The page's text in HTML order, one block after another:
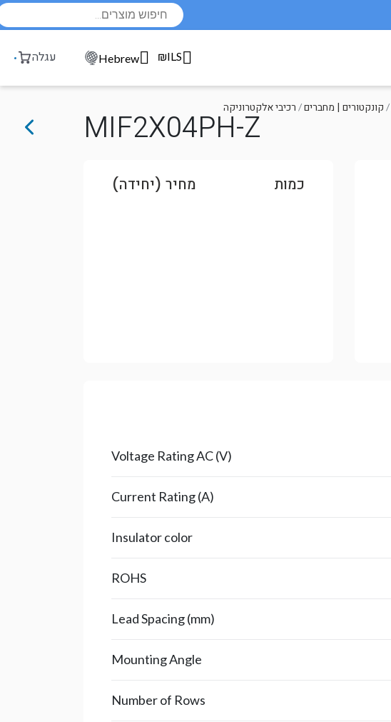
עגלה Hebrew ₪ILS
רכיבי אלקטרוניקה /קונקטורים | מחברים /
MIF2X04PH-Z
כמות מחיר (יחידה)
Voltage Rating AC (V)
Current Rating (A)
Insulator color
ROHS
Lead Spacing (mm)
Mounting Angle
Number of Rows